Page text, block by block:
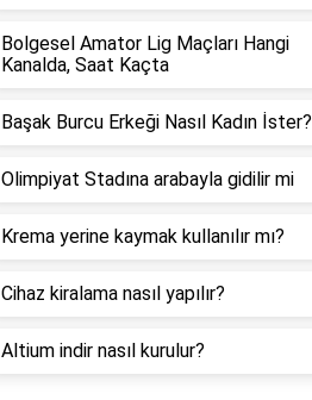
Bolgesel Amator Lig Maçları Hangi
Kanalda, Saat Kaçta
Başak Burcu Erkeği Nasıl Kadın İster?
Olimpiyat Stadına arabayla gidilir mi
Krema yerine kaymak kullanılır mı?
Cihaz kiralama nasıl yapılır?
Altium indir nasıl kurulur?